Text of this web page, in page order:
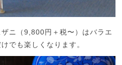
ニ（9,800円＋税〜）はバラエ
でも楽しくなります。